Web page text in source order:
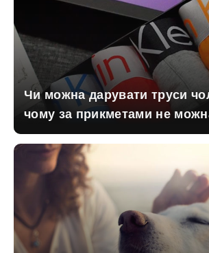
Чи можна дарувати труси
чому за прикметами не